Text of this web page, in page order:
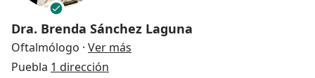
Dra. Brenda Sánchez Laguna
Oftalmólogo · Ver más
Puebla 1 dirección